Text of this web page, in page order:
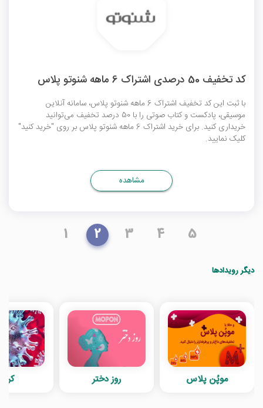
کد تخفیف 50 درصدی اشتراک 6 ماهه شنوتو پلاس
با ثبت این کد تخفیف اشتراک 6 ماهه شنوتو پلاس، سامانه آنلاین
موسیقی، پادکست و کتاب صوتی را با 50 درصد تخفیف می‌توانید
خریداری کنید. برای خرید اشتراک 6 ماهه شنوتو پلاس بر روی "خرید کنید"
کلیک نمایید.
مشاهده
1 2 3 4 5
دیگر رویدادها
موپُن پلاس روز دختر